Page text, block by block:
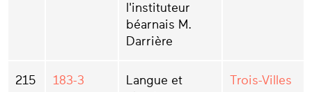
l'instituteur
béarnais M.
Darrière
215 183-3
Langue et
Trois-Villes